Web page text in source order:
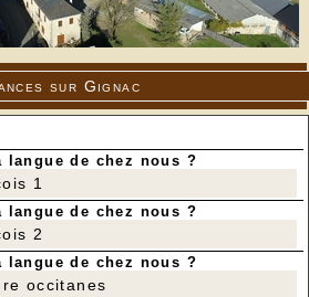
sur Gignac
langue de chez nous ?
1
langue de chez nous ?
2
langue de chez nous ?
occitanes